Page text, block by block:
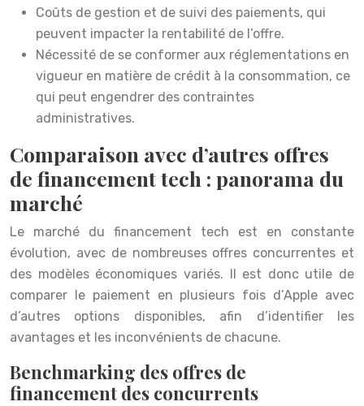
Coûts de gestion et de suivi des paiements, qui
peuvent impacter la rentabilité de l’offre.
Nécessité de se conformer aux réglementations en
vigueur en matière de crédit à la consommation, ce
qui peut engendrer des contraintes
administratives.
Comparaison avec d’autres offres
de financement tech : panorama du
marché
Le marché du financement tech est en constante
évolution, avec de nombreuses offres concurrentes et
des modèles économiques variés. Il est donc utile de
comparer le paiement en plusieurs fois d’Apple avec
d’autres options disponibles, afin d’identifier les
avantages et les inconvénients de chacune.
Benchmarking des offres de
financement des concurrents